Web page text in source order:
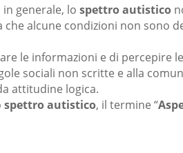
in generale, lo spettro autistico
che alcune condizioni non sono
le informazioni e di percepire
sociali non scritte e alla
attitudine logica.
spettro autistico, il termine “